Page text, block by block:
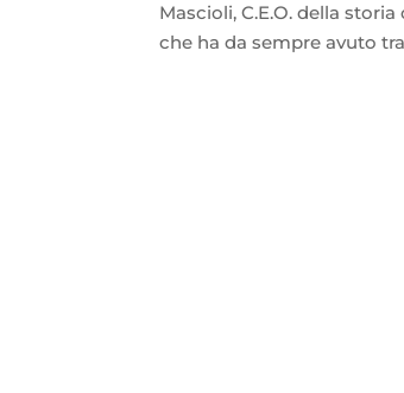
Mascioli, C.E.O. della
che ha da sempre avuto